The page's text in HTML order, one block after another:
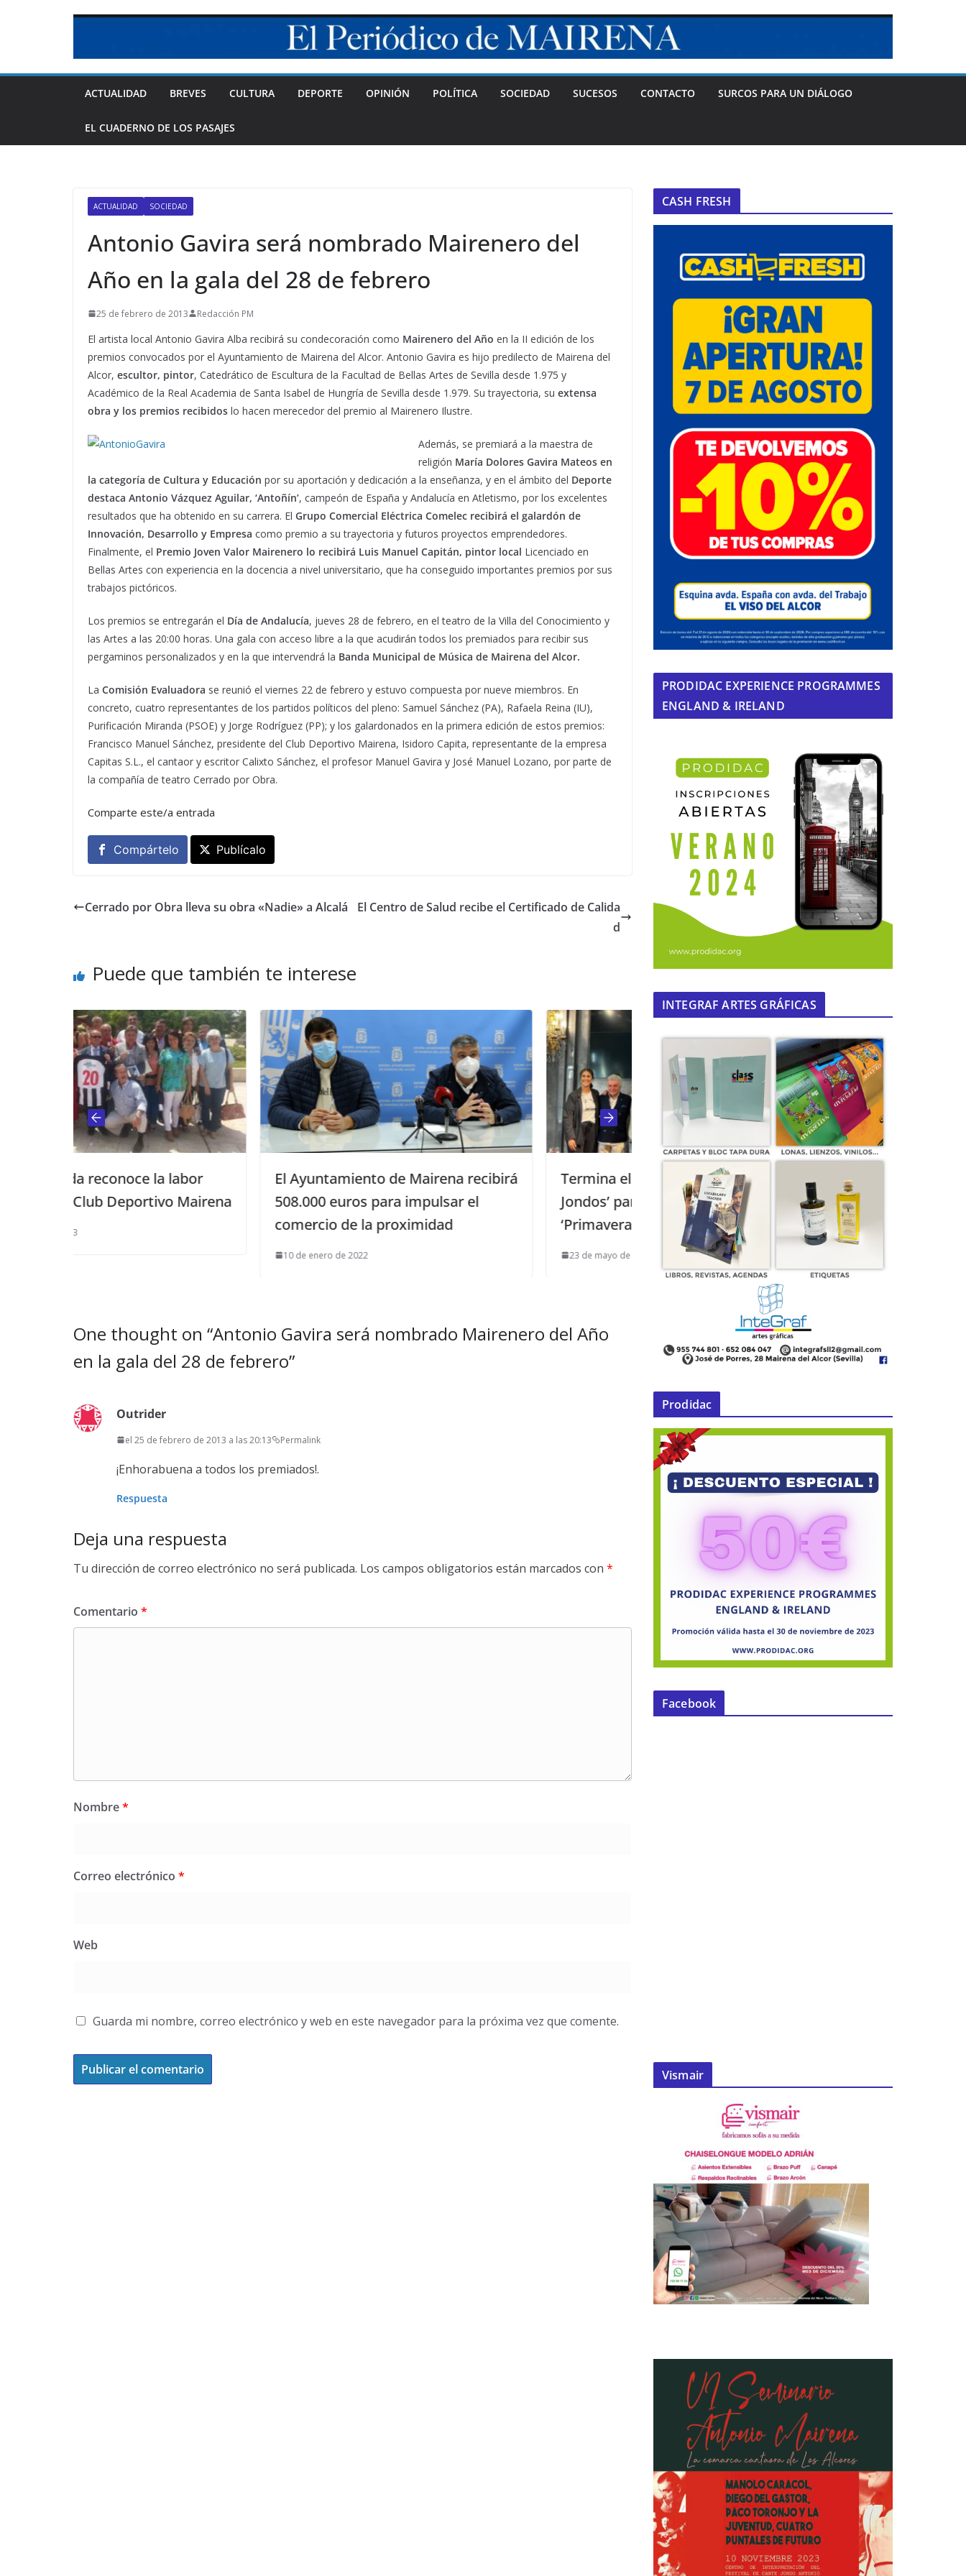
ACTUALIDAD BREVES CULTURA DEPORTE OPINIÓN POLÍTICA SOCIEDAD SUCESOS CONTACTO SURCOS PARA UN DIÁLOGO
EL CUADERNO DE LOS PASAJES
ACTUALIDAD SOCIEDAD
Antonio Gavira será nombrado Mairenero del
Año en la gala del 28 de febrero
25 de febrero de 2013 Redacción PM
El artista local Antonio Gavira Alba recibirá su condecoración como Mairenero del Año en la II edición de los
premios convocados por el Ayuntamiento de Mairena del Alcor. Antonio Gavira es hijo predilecto de Mairena del
Alcor, escultor, pintor, Catedrático de Escultura de la Facultad de Bellas Artes de Sevilla desde 1.975 y
Académico de la Real Academia de Santa Isabel de Hungría de Sevilla desde 1.979. Su trayectoria, su extensa
obra y los premios recibidos lo hacen merecedor del premio al Mairenero Ilustre.
Además, se premiará a la maestra de
religión María Dolores Gavira Mateos en
la categoría de Cultura y Educación por su aportación y dedicación a la enseñanza, y en el ámbito del Deporte
destaca Antonio Vázquez Aguilar, ‘Antoñín’, campeón de España y Andalucía en Atletismo, por los excelentes
resultados que ha obtenido en su carrera. El Grupo Comercial Eléctrica Comelec recibirá el galardón de
Innovación, Desarrollo y Empresa como premio a su trayectoria y futuros proyectos emprendedores.
Finalmente, el Premio Joven Valor Mairenero lo recibirá Luis Manuel Capitán, pintor local Licenciado en
Bellas Artes con experiencia en la docencia a nivel universitario, que ha conseguido importantes premios por sus
trabajos pictóricos.
Los premios se entregarán el Día de Andalucía, jueves 28 de febrero, en el teatro de la Villa del Conocimiento y
las Artes a las 20:00 horas. Una gala con acceso libre a la que acudirán todos los premiados para recibir sus
pergaminos personalizados y en la que intervendrá la Banda Municipal de Música de Mairena del Alcor.
La Comisión Evaluadora se reunió el viernes 22 de febrero y estuvo compuesta por nueve miembros. En
concreto, cuatro representantes de los partidos políticos del pleno: Samuel Sánchez (PA), Rafaela Reina (IU),
Purificación Miranda (PSOE) y Jorge Rodríguez (PP); y los galardonados en la primera edición de estos premios:
Francisco Manuel Sánchez, presidente del Club Deportivo Mairena, Isidoro Capita, representante de la empresa
Capitas S.L., el cantaor y escritor Calixto Sánchez, el profesor Manuel Gavira y José Manuel Lozano, por parte de
la compañía de teatro Cerrado por Obra.
Comparte este/a entrada
Compártelo Publícalo
Cerrado por Obra lleva su obra «Nadie» a Alcalá
El Centro de Salud recibe el Certificado de Calida
d
Puede que también te interese
Mairena
El Ayuntamiento de Mairena recibirá
508.000 euros para impulsar el
comercio de la proximidad
Termina el ciclo de los ‘Viernes
Jondos’ para dar paso en junio a la
‘Primavera Jonda’
ALCER Giralda reconoce la labor
solidaria del Club Deportivo Mairena
06 de junio de 2013
One thought on “Antonio Gavira será nombrado Mairenero del Año
en la gala del 28 de febrero”
Outrider
el 25 de febrero de 2013 a las 20:13 Permalink
¡Enhorabuena a todos los premiados!.
Respuesta
Deja una respuesta
Tu dirección de correo electrónico no será publicada. Los campos obligatorios están marcados con *
Comentario *
Nombre*
Correo electrónico *
Web
Guarda mi nombre, correo electrónico y web en este navegador para la próxima vez que comente.
CASH FRESH
PRODIDAC EXPERIENCE PROGRAMMES
ENGLAND & IRELAND
INTEGRAF ARTES GRÁFICAS
Prodidac
Facebook
Vismair